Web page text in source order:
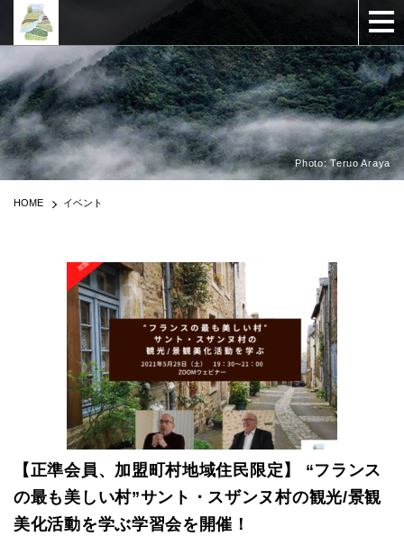
Photo: Teruo Araya
HOME イベント
【正準会員、加盟町村地域住民限定】 “フランス
の最も美しい村”サント・スザンヌ村の観光/景観
美化活動を学ぶ学習会を開催！